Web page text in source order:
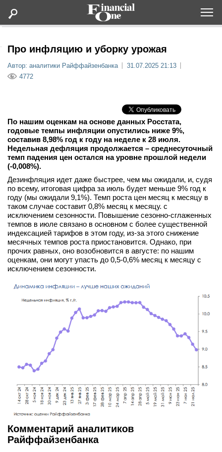
Lifestyle
Мероприятия
Новости
Интервью
вконтакте
телеграм
Стать автором
Про инфляцию и уборку урожая
Автор: аналитики Райффайзенбанка
31.07.2025 21:13
4772
По нашим оценкам на основе данных Росстата,
годовые темпы инфляции опустились ниже 9%,
составив 8,98% год к году на неделе к 28 июля.
Недельная дефляция продолжается – среднесуточный
темп падения цен остался на уровне прошлой недели
(-0,008%).
Дезинфляция идет даже быстрее, чем мы ожидали, и, судя
по всему, итоговая цифра за июль будет меньше 9% год к
году (мы ожидали 9,1%). Темп роста цен месяц к месяцу в
таком случае составит 0,8% месяц к месяцу. с
исключением сезонности. Повышение сезонно-сглаженных
темпов в июле связано в основном с более существенной
индексацией тарифов в этом году, из-за этого снижение
месячных темпов роста приостановится. Однако, при
прочих равных, оно возобновится в августе: по нашим
оценкам, они могут упасть до 0,5-0,6% месяц к месяцу с
исключением сезонности.
Комментарий аналитиков
Райффайзенбанка